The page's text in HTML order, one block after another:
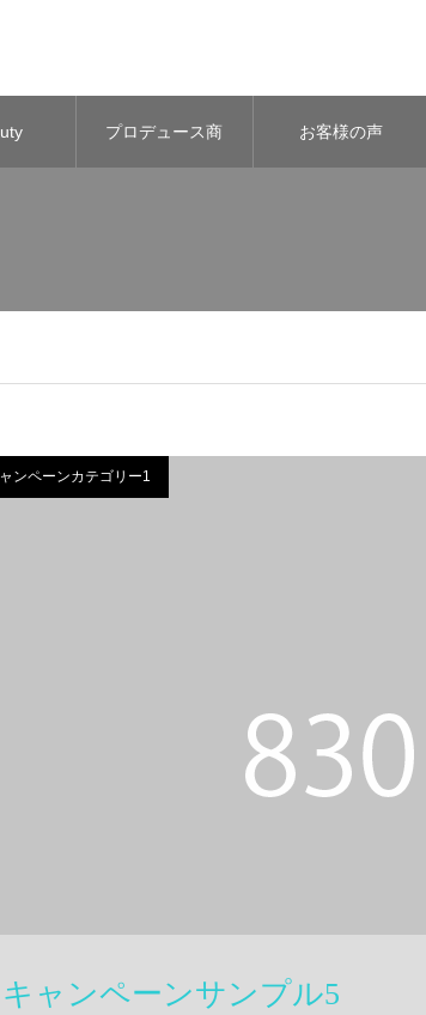
プロデュース商 お客様の声
ンペーンカテゴリー1
キャンペーンサンプル5